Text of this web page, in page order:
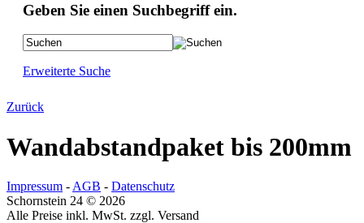
Geben Sie einen Suchbegriff ein.
Erweiterte Suche
Zurück
Wandabstandpaket bis 200mm
Impressum - AGB - Datenschutz
Schornstein 24 © 2026
Alle Preise inkl. MwSt. zzgl. Versand